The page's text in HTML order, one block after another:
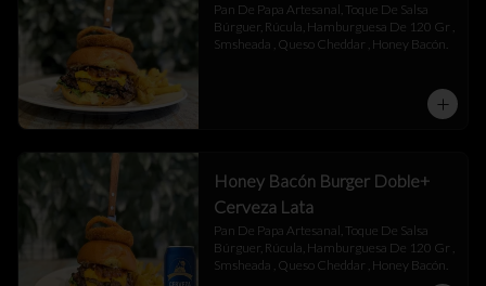
Pan De Papa Artesanal, Toque De Salsa
Búrguer, Rúcula, Hamburguesa De 120 Gr ,
Smsheada , Queso Cheddar , Honey Bacón.
Honey Bacón Burger Doble+
Cerveza Lata
Pan De Papa Artesanal, Toque De Salsa
Búrguer, Rúcula, Hamburguesa De 120 Gr ,
Smsheada , Queso Cheddar , Honey Bacón.